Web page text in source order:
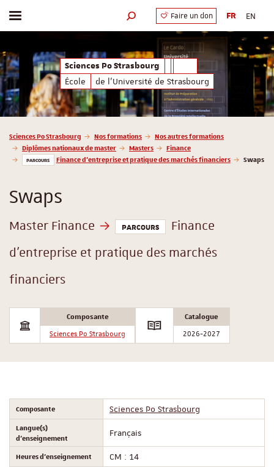
Sciences Po Strasbourg
École
de l'Université de Strasbourg
Afficher / masquer le menu Moteur de recherche
Faire un don FR EN
Vous êtes ici :
Sciences Po Strasbourg Nos formations
Nos autres formations
Diplômes nationaux de master
Masters Finance
PARCOURS Finance d'entreprise et pratique des marchés financiers Swaps
Swaps
Master Finance PARCOURS
Finance
d'entreprise et pratique des marchés
financiers
Composante
Sciences Po Strasbourg
Catalogue
2026-2027
Composante Sciences Po Strasbourg
Langue(s)
d'enseignement
Français
Heures d'enseignement CM : 14